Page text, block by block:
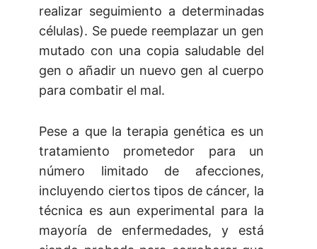
realizar seguimiento a determinadas
células). Se puede reemplazar un gen
mutado con una copia saludable del
gen o añadir un nuevo gen al cuerpo
para combatir el mal.
Pese a que la terapia genética es un
tratamiento prometedor para un
número limitado de afecciones,
incluyendo ciertos tipos de cáncer, la
técnica es aun experimental para la
mayoría de enfermedades, y está